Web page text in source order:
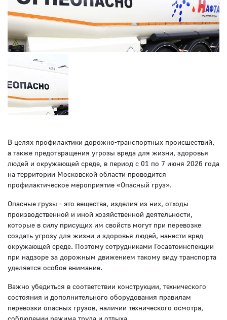
В целях профилактики дорожно-транспортных происшествий,
а также предотвращения угрозы вреда для жизни, здоровья
людей и окружающей среде, в период с 01 по 7 июня 2026 года
на территории Московской области проводится
профилактическое мероприятие «Опасный груз».
Опасные грузы - это вещества, изделия из них, отходы
производственной и иной хозяйственной деятельности,
которые в силу присущих им свойств могут при перевозке
создать угрозу для жизни и здоровья людей, нанести вред
окружающей среде. Поэтому сотрудниками Госавтоинспекции
при надзоре за дорожным движением такому виду транспорта
уделяется особое внимание.
Важно убедиться в соответствии конструкции, технического
состояния и дополнительного оборудования правилам
перевозки опасных грузов, наличии технического осмотра,
соблюдении режима труда и отдыха.